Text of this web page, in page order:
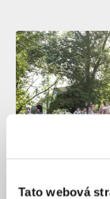
Tato webová